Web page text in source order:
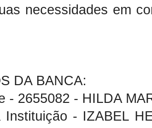
necessidades em
DA BANCA:
- 2655082 - HILDA
Instituição - IZABEL